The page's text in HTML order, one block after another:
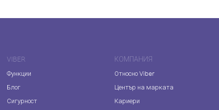
VIBER
Функции
Блог
Сигурност
КОМПАНИЯ
Относно Viber
Център на марката
Кариери